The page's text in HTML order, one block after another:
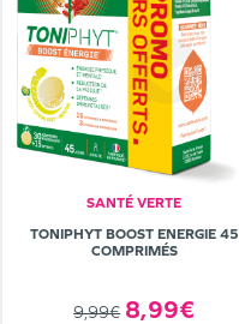
SANTÉ VERTE
TONIPHYT BOOST ENERGIE 45
COMPRIMÉS
9,99€ 8,99€